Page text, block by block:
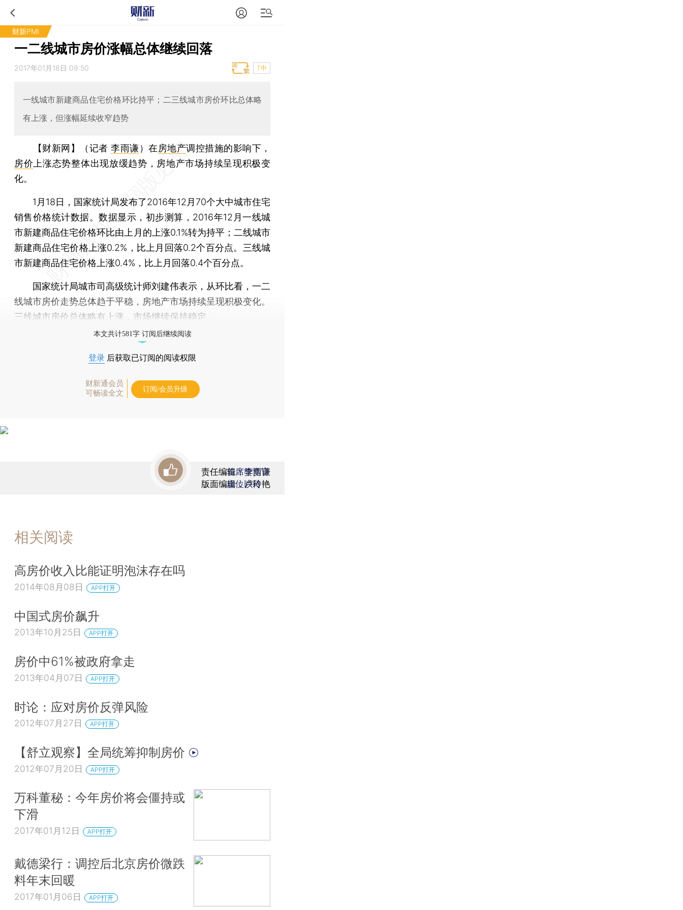
财新PMI
一二线城市房价涨幅总体继续回落
2017年01月18日 09:50 T中
一线城市新建商品住宅价格环比持平；二三线城市房价环比总体略
有上涨，但涨幅延续收窄趋势
【财新网】（记者李雨谦）在房地产调控措施的影响下，
房价 上涨态势整体出现放缓趋势，房地产市场持续呈现积极变
化。
1月18日，国家统计局发布了2016年12月70个大中城市住宅
销售价格统计数据。数据显示，初步测算，2016年12月一线城
市新建商品住宅价格环比由上月的上涨0.1%转为持平；二线城市
新建商品住宅价格上涨0.2%，比上月回落0.2个百分点。三线城
市新建商品住宅价格上涨0.4%，比上月回落0.4个百分点。
国家统计局城市司高级统计师刘建伟表示，从环比看，一二
线城市房价走势总体趋于平稳，房地产市场持续呈现积极变化。
三线城市房价总体略有上涨，市场继续保持稳定。
本文共计581字 订阅后继续阅读
登录 后获取已订阅的阅读权限
财新通会员
可畅读全文
订阅/会员升级
责任编辑：李雨谦
版面编辑：卢玲艳
首席赞赏官
虚位以待
相关阅读
高房价收入比能证明泡沫存在吗
2014年08月08日 APP打开
中国式房价飙升
2013年10月25日 APP打开
房价中61%被政府拿走
2013年04月07日 APP打开
时论：应对房价反弹风险
2012年07月27日 APP打开
【舒立观察】全局统筹抑制房价
2012年07月20日 APP打开
万科董秘：今年房价将会僵持或
下滑
2017年01月12日 APP打开
戴德梁行：调控后北京房价微跌
料年末回暖
2017年01月06日 APP打开